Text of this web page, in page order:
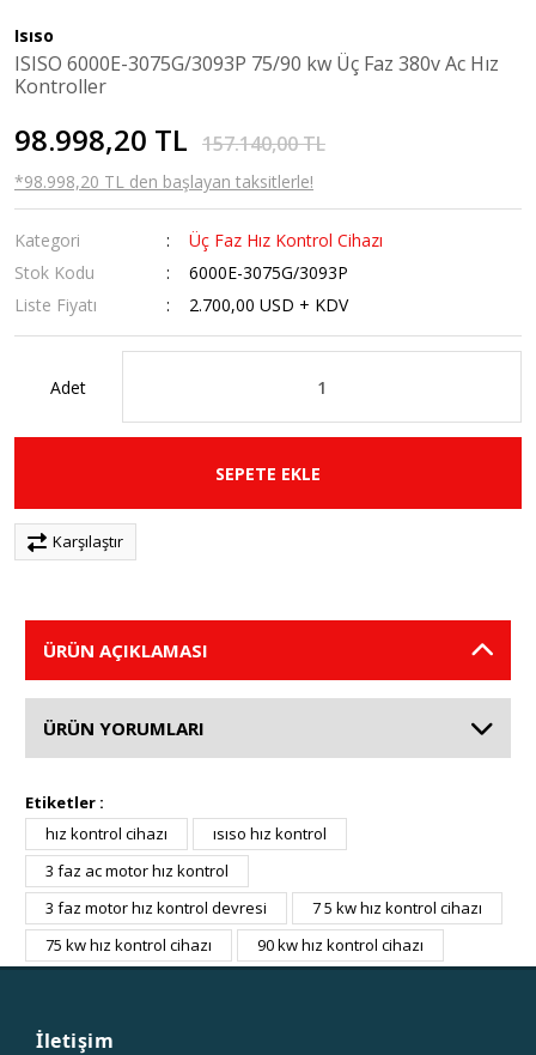
Isıso
ISISO 6000E-3075G/3093P 75/90 kw Üç Faz 380v Ac Hız
Kontroller
98.998,20 TL 157.140,00 TL
*98.998,20 TL den başlayan taksitlerle!
Kategori
Üç Faz Hız Kontrol Cihazı
Stok Kodu
6000E-3075G/3093P
Liste Fiyatı
2.700,00 USD + KDV
Adet
SEPETE EKLE
Karşılaştır
ÜRÜN AÇIKLAMASI
ÜRÜN YORUMLARI
Etiketler :
hız kontrol cihazı
ısıso hız kontrol
3 faz ac motor hız kontrol
3 faz motor hız kontrol devresi
7 5 kw hız kontrol cihazı
75 kw hız kontrol cihazı
90 kw hız kontrol cihazı
İletişim